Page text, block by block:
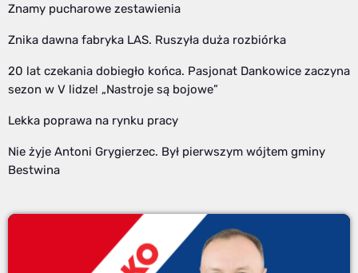
Znamy pucharowe zestawienia
Znika dawna fabryka LAS. Ruszyła duża rozbiórka
20 lat czekania dobiegło końca. Pasjonat Dankowice zaczyna
sezon w V lidze! „Nastroje są bojowe”
Lekka poprawa na rynku pracy
Nie żyje Antoni Grygierzec. Był pierwszym wójtem gminy
Bestwina